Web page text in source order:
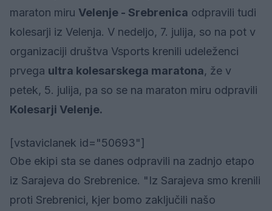
maraton miru Velenje - Srebrenica odpravili tudi
kolesarji iz Velenja. V nedeljo, 7. julija, so na pot v
organizaciji društva Vsports krenili udeleženci
prvega ultra kolesarskega maratona, že v
petek, 5. julija, pa so se na maraton miru odpravili
Kolesarji Velenje.
[vstaviclanek id="50693"]
Obe ekipi sta se danes odpravili na zadnjo etapo
iz Sarajeva do Srebrenice. "Iz Sarajeva smo krenili
proti Srebrenici, kjer bomo zaključili našo